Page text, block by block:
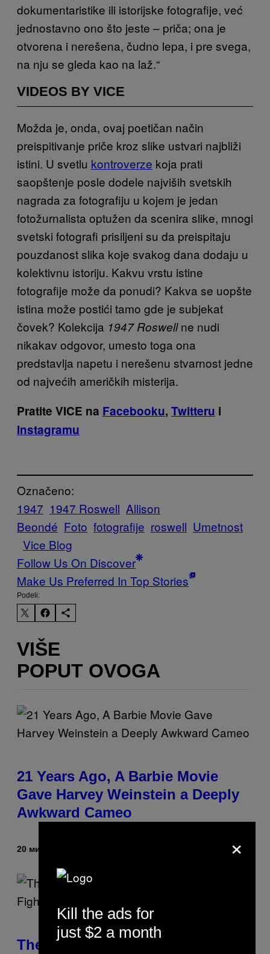
dokumentaristike ili istorijske fotografije, već
jednostavno ono što jeste – priča; ona je
otvorena i nerešena, čudno lepa, i pre svega,
na nju se gleda kao na laž.“
VIDEOS BY VICE
Možda je, onda, ovaj poetičan način
preispitivanje priče kroz slike ustvari najbliži
istini. U svetlu kontroverze koja prati
saopštenje posle dodele najviših svetskih
nagrada za fotografiju u kojem je jedan
fotožurnalista optužen da scenira slike, mnogi
svetski fotografi prisiljeni su da preispitaju
pouzdanost slika koje svakog dana dodaju u
kolektivnu istoriju. Kakvu vrstu istine
fotografije može da ponudi? Kakva se uopšte
istina može postići tamo gde je subjekat
čovek? Kolekcija 1947 Roswellne nudi
nikakav odgovor, umesto toga ona
predstavlja napetu i nerešenu stvarnost jedne
od najvećih američkih misterija.
Pratite VICE na Facebooku, Twitteru i
Instagramu
Označeno:
1947 1947 Roswell Allison
Beondé Foto fotografije roswell Umetnost
Vice Blog
Follow Us On Discover
Make Us Preferred In Top Stories
Podeli:
VIŠE
POPUT OVOGA
21 Years Ago, A Barbie Movie
Gave Harvey Weinstein a Deeply
Awkward Cameo
20 минута раније
The Sharon Osbourne and Piers
×
Kill the ads for
just $2 a month